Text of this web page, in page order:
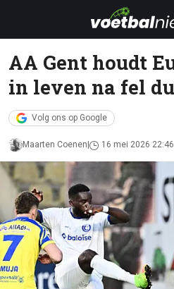
AA Gent houdt
in leven na fel
Volg ons op Google
Maarten Coenen 16 mei 2026 22:46